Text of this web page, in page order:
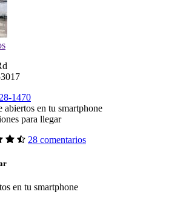
1470
abiertos en tu smartphone
para llegar
28 comentarios
en tu smartphone